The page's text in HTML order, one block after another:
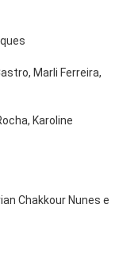
Marli Ferreira,
Karoline
Chakkour Nunes e